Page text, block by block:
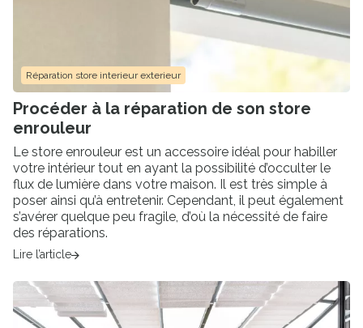
Réparation store interieur exterieur
Procéder à la réparation de son store
enrouleur
Le store enrouleur est un accessoire idéal pour habiller
votre intérieur tout en ayant la possibilité d’occulter le
flux de lumière dans votre maison. Il est très simple à
poser ainsi qu’à entretenir. Cependant, il peut également
s’avérer quelque peu fragile, d’où la nécessité de faire
des réparations.
Lire l’article